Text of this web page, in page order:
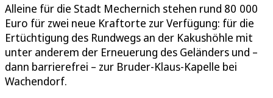
Alleine für die Stadt Mechernich stehen rund 80 000
Euro für zwei neue Kraftorte zur Verfügung: für die
Ertüchtigung des Rundwegs an der Kakushöhle mit
unter anderem der Erneuerung des Geländers und –
dann barrierefrei – zur Bruder-Klaus-Kapelle bei
Wachendorf.